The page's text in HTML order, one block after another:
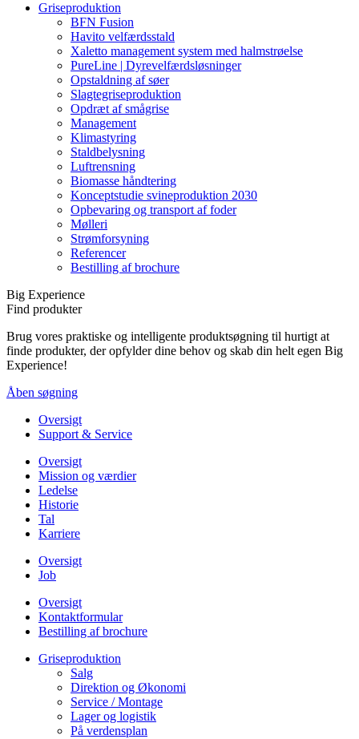
Griseproduktion
BFN Fusion
Havito velfærdsstald
Xaletto management system med halmstrøelse
PureLine | Dyrevelfærdsløsninger
Opstaldning af søer
Slagtegriseproduktion
Opdræt af smågrise
Management
Klimastyring
Staldbelysning
Luftrensning
Biomasse håndtering
Konceptstudie svineproduktion 2030
Opbevaring og transport af foder
Mølleri
Strømforsyning
Referencer
Bestilling af brochure
Big Experience
Find produkter
Brug vores praktiske og intelligente produktsøgning til hurtigt at
finde produkter, der opfylder dine behov og skab din helt egen Big
Experience!
Åben søgning
Oversigt
Support & Service
Oversigt
Mission og værdier
Ledelse
Historie
Tal
Karriere
Oversigt
Job
Oversigt
Kontaktformular
Bestilling af brochure
Griseproduktion
Salg
Direktion og Økonomi
Service / Montage
Lager og logistik
På verdensplan